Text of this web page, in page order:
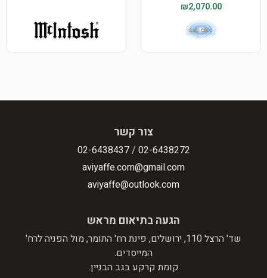
₪2,070.00
צור קשר
02-6438272
/
02-6438437
aviyaffe.com@gmail.com
aviyaffe@outlook.com
הגעה בתיאום מראש
שד' הרצל 110, ירושלים, פינת רח' התומר, מול הפניה לרח'
המייסדים.
קומת קרקע בגב הבניין.